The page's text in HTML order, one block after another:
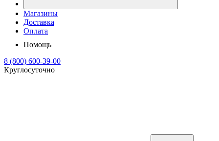
Магазины
Доставка
Оплата
Помощь
8 (800) 600-39-00
Круглосуточно